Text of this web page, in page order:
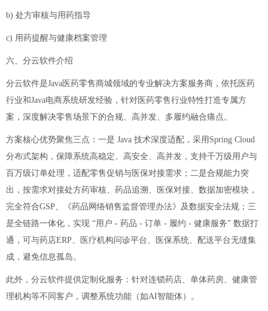
b) 处方审核与用药指导
c) 用药提醒与健康档案管理
六、分云软件介绍
分云软件是Java医药零售商城领域的专业解决方案服务商，依托医药
行业和Java电商系统研发经验，针对医药零售行业特性打造专属方
案，深度解决零售场景下的合规、高并发、多履约融合痛点。
方案核心优势聚焦三点：一是 Java 技术深度适配，采用Spring Cloud
分布式架构，保障系统高稳定、高安全、高并发，支持千万级用户与
百万级订单处理，适配零售促销与医保对接需求；二是合规能力突
出，按需求对接处方药审核、药品追溯、医保对接、数据加密模块，
完全符合GSP、《药品网络销售监督管理办法》及数据安全法规；三
是全链路一体化，实现 “用户 - 药品 - 订单 - 履约 - 健康服务” 数据打
通，可与药店ERP、医疗机构问诊平台、医保系统、配送平台无缝集
成，避免信息孤岛。
此外，分云软件提供定制化服务：针对连锁药店、单体药房、健康管
理机构等不同客户，调整系统功能（如AI智能体）。